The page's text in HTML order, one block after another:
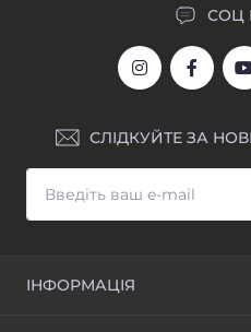
СОЦ
СЛІДКУЙТЕ ЗА
ІНФОРМАЦІЯ